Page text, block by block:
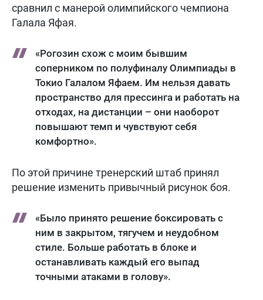
сравнил с манерой олимпийского чемпиона
Галала Яфая.
«Рогозин схож с моим бывшим
соперником по полуфиналу Олимпиады в
Токио Галалом Яфаем. Им нельзя давать
пространство для прессинга и работать на
отходах, на дистанции – они наоборот
повышают темп и чувствуют себя
комфортно».
По этой причине тренерский штаб принял
решение изменить привычный рисунок боя.
«Было принято решение боксировать с
ним в закрытом, тягучем и неудобном
стиле. Больше работать в блоке и
останавливать каждый его выпад
точными атаками в голову».